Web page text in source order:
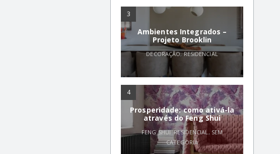
3
Ambientes Integrados –
Projeto Brooklin
DECORAÇÃO,RESIDENCIAL
4
Prosperidade: como ativá-la
através do Feng Shui
FENG SHUI,RESIDENCIAL, SEM
CATEGORIA